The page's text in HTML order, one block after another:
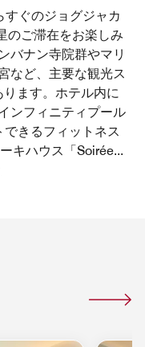
ぐのジョグジャカ
のご滞在をお楽しみ
バナン寺院群やマリ
など、主要な観光ス
ます。ホテル内に
ンフィニティプール
きるフィットネス
キハウス「Soirée...